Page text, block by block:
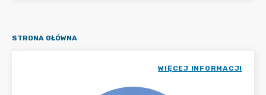
STRONA GŁÓWNA
WIĘCEJ INFORMACJI